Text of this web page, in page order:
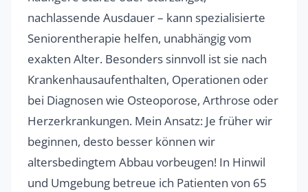
nachlassende Ausdauer – kann spezialisierte
Seniorentherapie helfen, unabhängig vom
exakten Alter. Besonders sinnvoll ist sie nach
Krankenhausaufenthalten, Operationen oder
bei Diagnosen wie Osteoporose, Arthrose oder
Herzerkrankungen. Mein Ansatz: Je früher wir
beginnen, desto besser können wir
altersbedingtem Abbau vorbeugen! In Hinwil
und Umgebung betreue ich Patienten von 65